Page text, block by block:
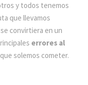
y todos tenemos
que llevamos
convirtiera en un
errores al
que solemos cometer.